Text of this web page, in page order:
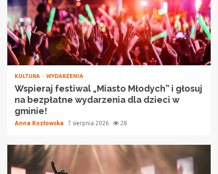
KULTURA WYDARZENIA
Wspieraj festiwal „Miasto Młodych” i głosuj
na bezpłatne wydarzenia dla dzieci w
gminie!
Anna Kozłowska 7 sierpnia 2026 28